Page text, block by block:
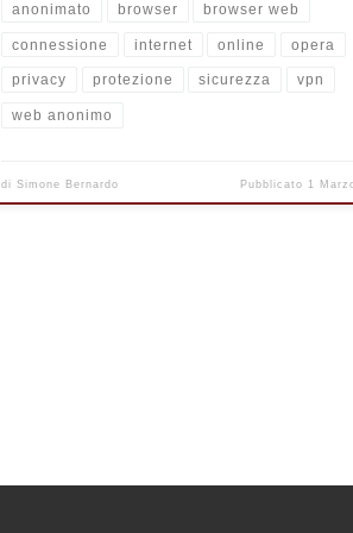
anonimato browser browser web
connessione internet online opera
privacy protezione sicurezza vpn
web anonimo
diSimone Bernardo Pubblicato 1